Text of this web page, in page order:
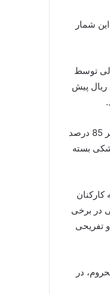
این شمار
مرحله شامل 30 هزار میلیارد ریالی توسط
اما مشکلی که برای این 75 هزار میلیارد ریال پیش
معاون پرستاری وزارت بهداشت، درمان و آموزش پزشکی گفت: آنچه پرداخت شد 40 درصد بود هرچند بالغ بر 85 درصد
بسته
در برخی
تفریحی
پرسنل مناطق محروم، در